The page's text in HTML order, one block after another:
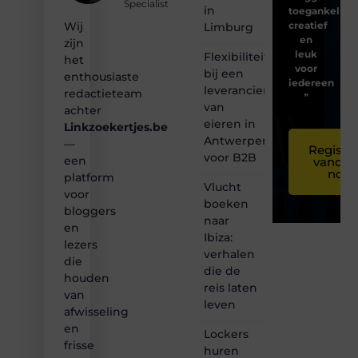
Specialist
Wij
zijn
het
enthousiaste
redactieteam
achter
Linkzoekertjes.be
—
een
platform
voor
bloggers
en
lezers
die
houden
van
afwisseling
en
frisse
in
Limburg
Flexibiliteit
bij een
leverancier
van
eieren in
Antwerpen
voor B2B
Vlucht
boeken
naar
Ibiza:
verhalen
die de
reis laten
leven
Lockers
huren
toegankelijk,
creatief
en
leuk
voor
iedereen
❞
nog